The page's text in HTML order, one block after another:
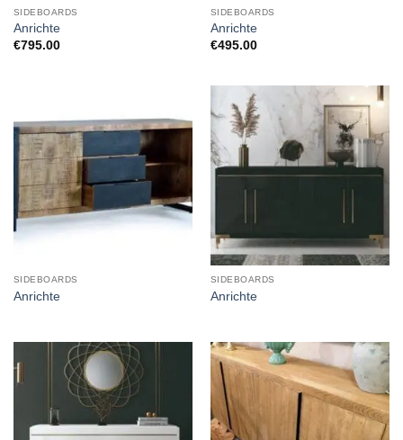
SIDEBOARDS
Anrichte
€795.00
SIDEBOARDS
Anrichte
€495.00
SIDEBOARDS
Anrichte
SIDEBOARDS
Anrichte